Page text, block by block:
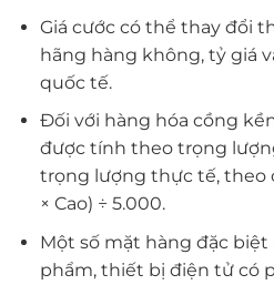
Giá cước có thể thay đổi
hãng hàng không, tỷ giá
quốc tế.
Đối với hàng hóa cồng
được tính theo trọng
trọng lượng thực tế, theo
× Cao) ÷ 5.000.
Một số mặt hàng đặc
phẩm, thiết bị điện tử có